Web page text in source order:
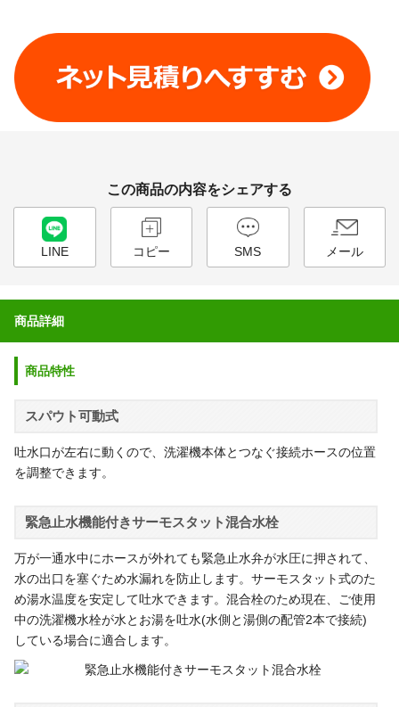
この商品の内容をシェアする
LINE コピー SMS メール
商品詳細
商品特性
スパウト可動式
吐水口が左右に動くので、洗濯機本体とつなぐ接続ホースの位置
を調整できます。
緊急止水機能付きサーモスタット混合水栓
万が一通水中にホースが外れても緊急止水弁が水圧に押されて、
水の出口を塞ぐため水漏れを防止します。サーモスタット式のた
め湯水温度を安定して吐水できます。混合栓のため現在、ご使用
中の洗濯機水栓が水とお湯を吐水(水側と湯側の配管2本で接続)
している場合に適合します。